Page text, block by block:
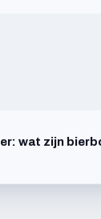
wat zijn